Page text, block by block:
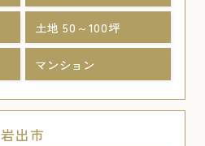
土地 50～100坪
マンション
岩出市